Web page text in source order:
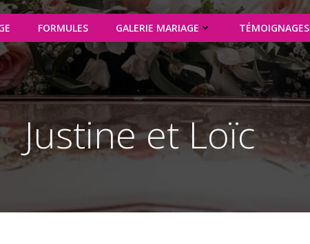
FORMULES GALERIE MARIAGE TÉMOIGNAGES
Justine et Loïc